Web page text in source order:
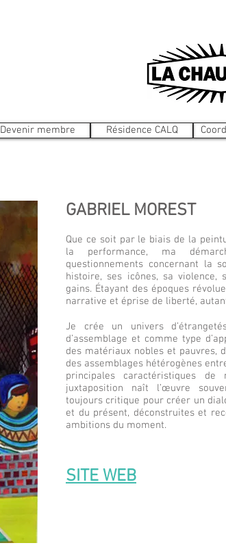
Devenir membre Résidence CALQ
GABRIEL MOREST
Que ce soit par le biais de la
la performance, ma
questionnements concernant la
histoire, ses icônes, sa
gains. Étayant des époques
narrative et éprise de liberté,
Je crée un univers
d’assemblage et comme type
des matériaux nobles et pauvres,
des assemblages hétérogènes
principales caractéristiques
juxtaposition naît l’œuvre
toujours critique pour créer un
et du présent, déconstruites et
ambitions du moment.
SITE WEB